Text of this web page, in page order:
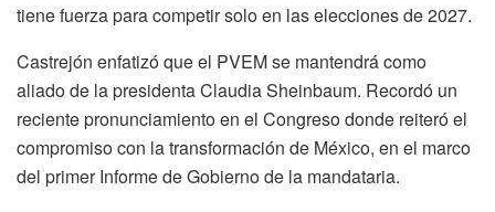
tiene fuerza para competir solo en las elecciones de 2027.
Castrejón enfatizó que el PVEM se mantendrá como
aliado de la presidenta Claudia Sheinbaum. Recordó un
reciente pronunciamiento en el Congreso donde reiteró el
compromiso con la transformación de México, en el marco
del primer Informe de Gobierno de la mandataria.